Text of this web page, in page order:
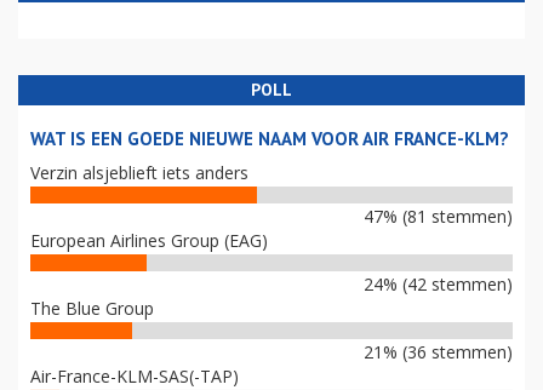
POLL
WAT IS EEN GOEDE NIEUWE NAAM VOOR AIR FRANCE-KLM?
Verzin alsjeblieft iets anders
47% (81 stemmen)
European Airlines Group (EAG)
24% (42 stemmen)
The Blue Group
21% (36 stemmen)
Air-France-KLM-SAS(-TAP)